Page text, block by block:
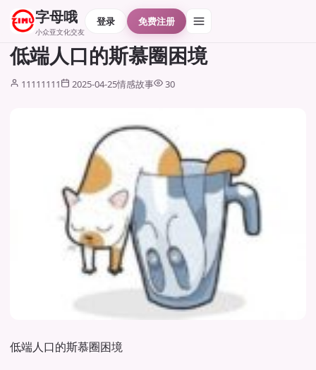
字母哦
小众亚文化交友
登录 免费注册
低端人口的斯慕圈困境
11111111 2025-04-25情感故事 30
低端人口的斯慕圈困境